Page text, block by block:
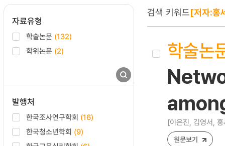
자료유형
학술논문 (132)
학위논문 (2)
발행처
한국조사연구학회 (16)
한국청소년학회 (9)
검색 키워드[저자:홍
학술논
[이은진, 김영서,
원문보기